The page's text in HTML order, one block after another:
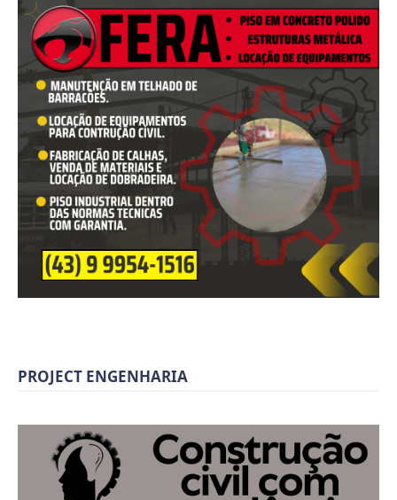
PROJECT ENGENHARIA